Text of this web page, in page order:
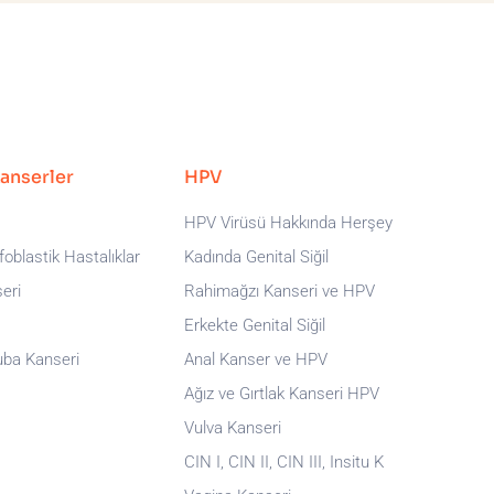
Hastalıklar
Kanseri
HPV
HPV Virüsü Hakkında Herşey
Kadında Genital Siğil
Rahimağzı Kanseri ve HPV
Erkekte Genital Siğil
Anal Kanser ve HPV
Ağız ve Gırtlak Kanseri HPV
Vulva Kanseri
CIN I, CIN II, CIN III, Insitu K